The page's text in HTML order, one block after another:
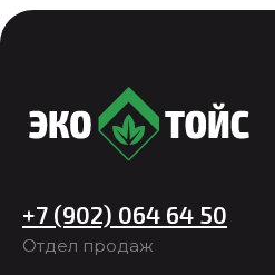
+7 (902) 064 64 50
Отдел продаж